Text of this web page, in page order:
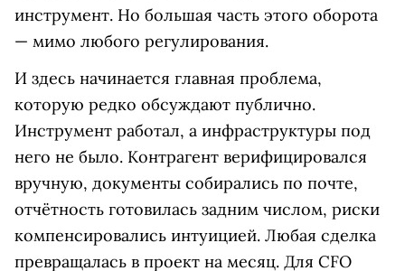
инструмент. Но большая часть этого оборота
— мимо любого регулирования.
И здесь начинается главная проблема,
которую редко обсуждают пуб­лично.
Инструмент работал, а инфраструктуры под
него не было. Контрагент верифицировался
вручную, документы собирались по почте,
отчётность готовилась задним числом, риски
компенсировались интуицией. Любая сделка
превращалась в проект на месяц. Для CFO